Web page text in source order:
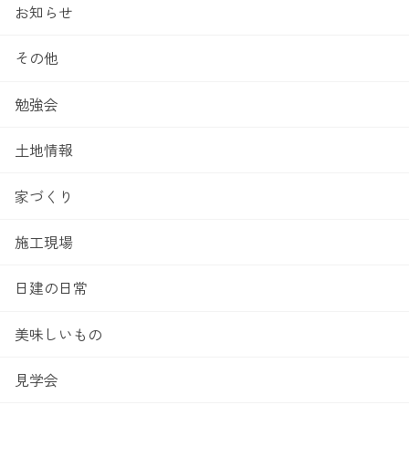
お知らせ
その他
勉強会
土地情報
家づくり
施工現場
日建の日常
美味しいもの
見学会